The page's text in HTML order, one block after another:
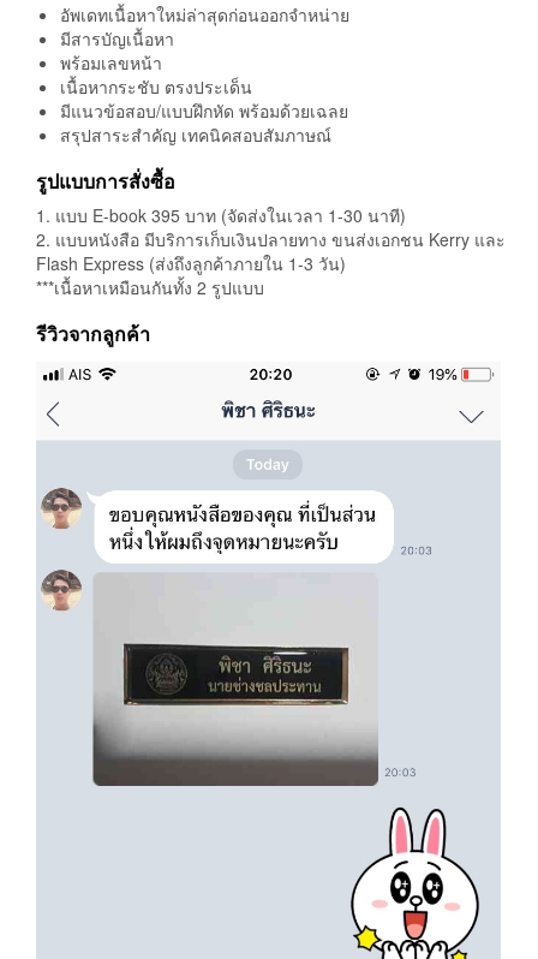
อัพเดทเนื้อหาใหม่ล่าสุดก่อนออกจำหน่าย
มีสารบัญเนื้อหา
พร้อมเลขหน้า
เนื้อหากระชับ ตรงประเด็น
มีแนวข้อสอบ/แบบฝึกหัด พร้อมด้วยเฉลย
สรุปสาระสำคัญ เทคนิคสอบสัมภาษณ์
รูปแบบการสั่งซื้อ
1. แบบ E-book 395 บาท (จัดส่งในเวลา 1-30 นาที)
2. แบบหนังสือ มีบริการเก็บเงินปลายทาง ขนส่งเอกชน Kerry และ
Flash Express (ส่งถึงลูกค้าภายใน 1-3 วัน)
***เนื้อหาเหมือนกันทั้ง 2 รูปแบบ
รีวิวจากลูกค้า